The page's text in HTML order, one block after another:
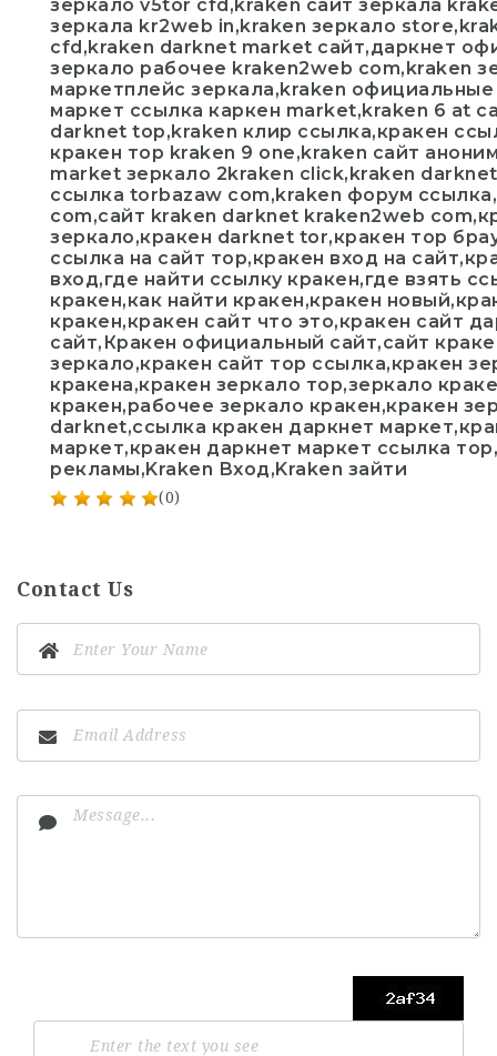
зеркало v5tor cfd,kraken сайт зеркала
зеркала kr2web in,kraken зеркало
cfd,kraken darknet market сайт,даркнет
зеркало рабочее kraken2web com,kraken
маркетплейс зеркала,kraken
маркет ссылка каркен market,kraken 6 at
darknet top,kraken клир ссылка,кракен
кракен тор kraken 9 one,kraken сайт
market зеркало 2kraken click,kraken
ссылка torbazaw com,kraken форум
com,сайт kraken darknet kraken2web
зеркало,кракен darknet tor,кракен тор
ссылка на сайт тор,кракен вход на
вход,где найти ссылку кракен,где взять
кракен,как найти кракен,кракен
кракен,кракен сайт что это,кракен сайт
сайт,Кракен официальный сайт,сайт
зеркало,кракен сайт тор ссылка,кракен
кракена,кракен зеркало тор,зеркало
кракен,рабочее зеркало кракен,кракен
darknet,ссылка кракен даркнет
маркет,кракен даркнет маркет ссылка
рекламы,Kraken Вход,Kraken зайти
(0)
Contact Us